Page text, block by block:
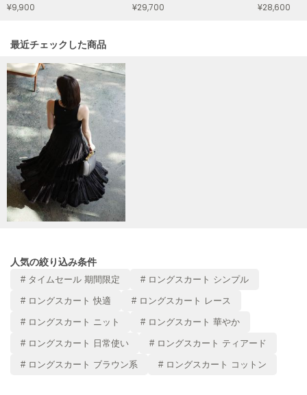
MOIGE
モワージュ
MUCHA
ミュシャ
NEW Balance
ニューバランス
nezu
ネズ
NOWNS
null.
¥9,900 ¥29,700 ¥28,600
関連記事
最近チェックした商品
人気の絞り込み条件
# タイムセール 期間限定 # ロングスカート シンプル
# ロングスカート 快適 # ロングスカート レース
# ロングスカート ニット # ロングスカート 華やか
# ロングスカート 日常使い # ロングスカート ティアード
# ロングスカート ブラウン系 # ロングスカート コットン